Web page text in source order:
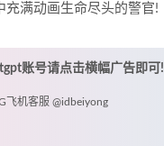
充满动画生命尽头的警官!
账号请点击横幅广告即可!
飞机客服 @idbeiyong